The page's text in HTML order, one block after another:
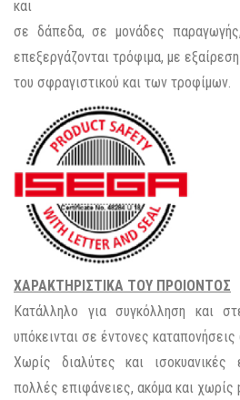
και
σε δάπεδα, σε μονάδες
επεξεργάζονται τρόφιμα, με
του σφραγιστικού και των τροφίμων.
ΧΑΡΑΚΤΗΡΙΣΤΙΚΑ ΤΟΥ ΠΡΟΙΟΝΤΟΣ
Κατάλληλο για συγκόλληση και
υπόκεινται σε έντονες
Χωρίς διαλύτες και
πολλές επιφάνειες, ακόμα και χωρίς